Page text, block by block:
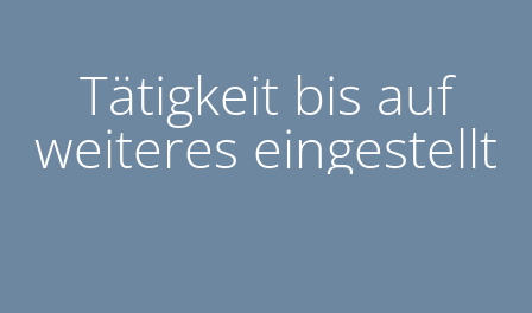
Tätigkeit bis auf
weiteres eingestellt